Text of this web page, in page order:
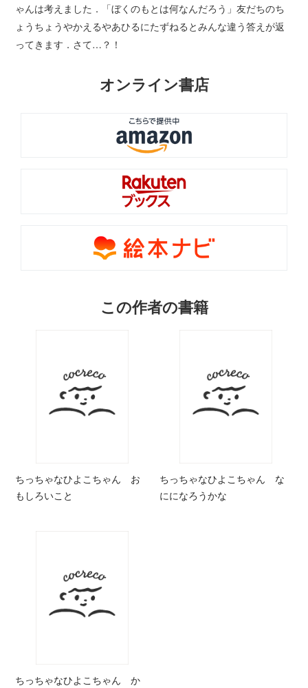
ゃんは考えました．「ぼくのもとは何なんだろう」友だちのち
ょうちょうやかえるやあひるにたずねるとみんな違う答えが返
ってきます．さて…？！
オンライン書店
この作者の書籍
ちっちゃなひよこちゃん お
もしろいこと
ちっちゃなひよこちゃん な
にになろうかな
ちっちゃなひよこちゃん か